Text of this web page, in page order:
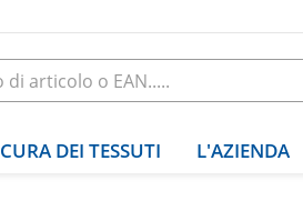
CURA DEI TESSUTI L'AZIENDA